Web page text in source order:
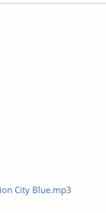
City Blue.mp3